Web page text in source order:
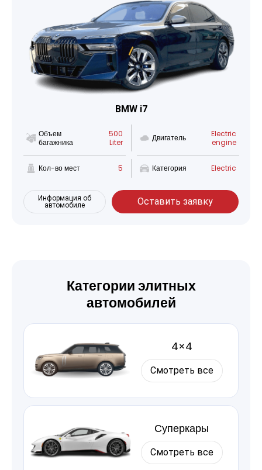
BMW i7
Объем
багажника
500
Liter
Двигатель
Electric
engine
Кол-во мест 5 Категория Electric
Информация об
автомобиле
Оставить заявку
Категории элитных
автомобилей
4×4
Смотреть все
Суперкары
Смотреть все